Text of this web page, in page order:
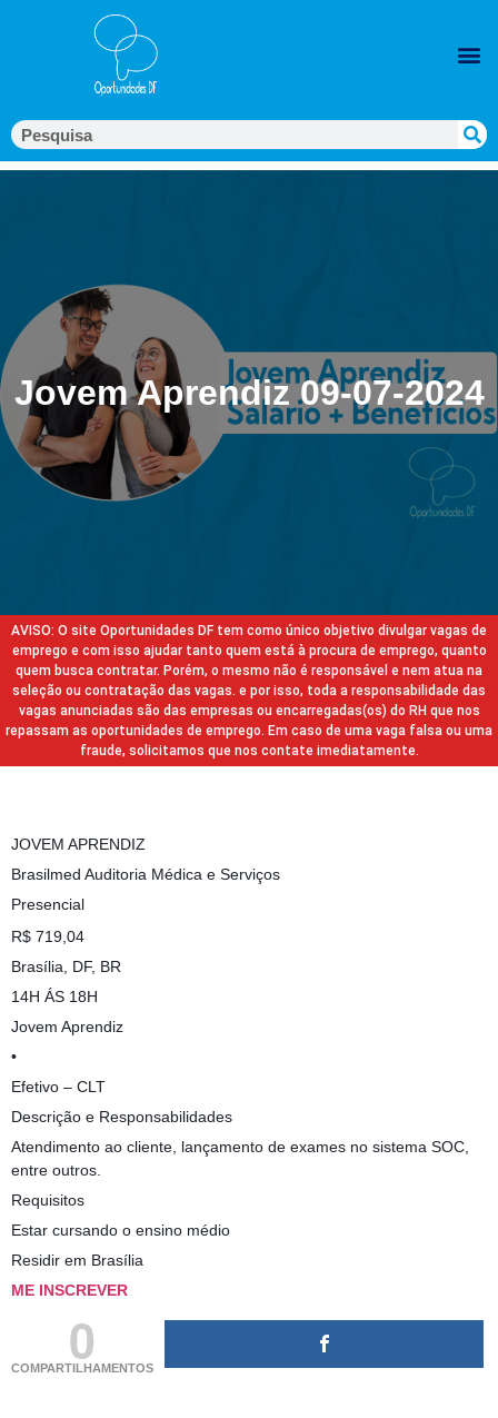
Jovem Aprendiz 09-07-2024
AVISO: O site Oportunidades DF tem como único objetivo divulgar vagas de
emprego e com isso ajudar tanto quem está à procura de emprego, quanto
quem busca contratar. Porém, o mesmo não é responsável e nem atua na
seleção ou contratação das vagas. e por isso, toda a responsabilidade das
vagas anunciadas são das empresas ou encarregadas(os) do RH que nos
repassam as oportunidades de emprego. Em caso de uma vaga falsa ou uma
fraude, solicitamos que nos contate imediatamente.
JOVEM APRENDIZ
Brasilmed Auditoria Médica e Serviços
Presencial
R$ 719,04
Brasília, DF, BR
14H ÁS 18H
Jovem Aprendiz
•
Efetivo – CLT
Descrição e Responsabilidades
Atendimento ao cliente, lançamento de exames no sistema SOC,
entre outros.
Requisitos
Estar cursando o ensino médio
Residir em Brasília
ME INSCREVER
0
COMPARTILHAMENTOS